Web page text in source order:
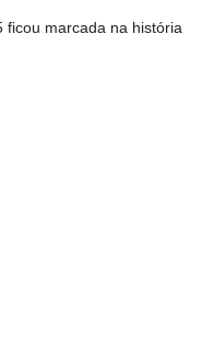
ficou marcada na história